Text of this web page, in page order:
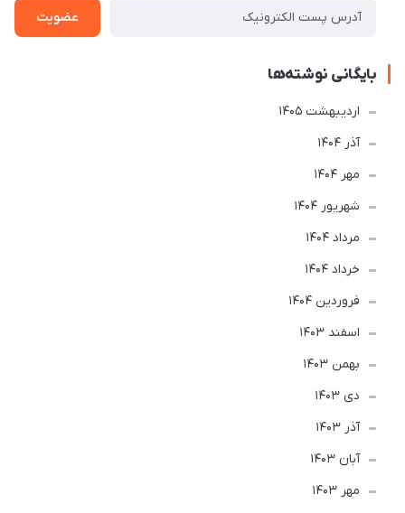
عضویت
بایگانی نوشته‌ها
ارديبهشت 1405
آذر 1404
مهر 1404
شهریور 1404
مرداد 1404
خرداد 1404
فروردین 1404
اسفند 1403
بهمن 1403
دی 1403
آذر 1403
آبان 1403
مهر 1403